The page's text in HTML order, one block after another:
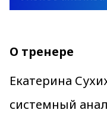
О тренере
Екатерина
системный